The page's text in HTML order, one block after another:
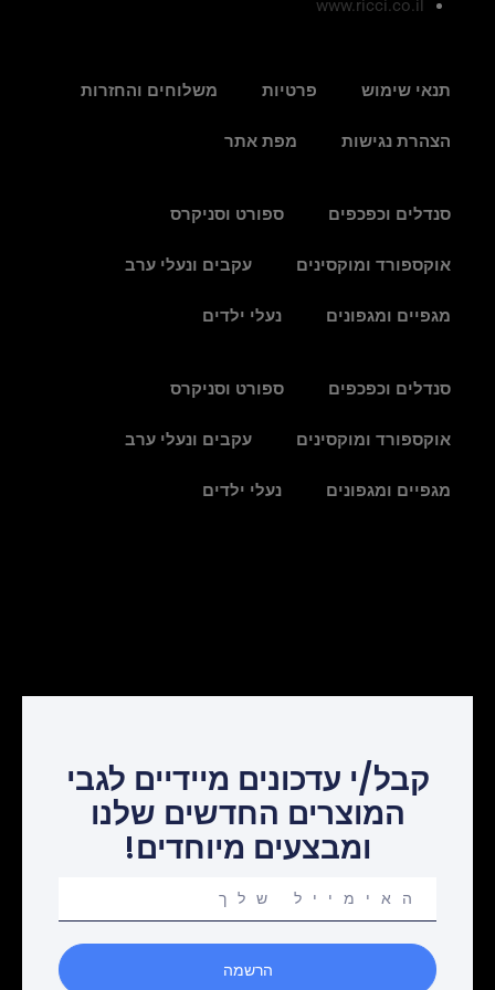
www.ricci.co.il
תנאי שימוש פרטיות משלוחים והחזרות
הצהרת נגישות מפת אתר
סנדלים וכפכפים ספורט וסניקרס
אוקספורד ומוקסינים עקבים ונעלי ערב
מגפיים ומגפונים נעלי ילדים
סנדלים וכפכפים ספורט וסניקרס
אוקספורד ומוקסינים עקבים ונעלי ערב
מגפיים ומגפונים נעלי ילדים
קבל/י עדכונים מיידיים לגבי
המוצרים החדשים שלנו
ומבצעים מיוחדים!
email
הרשמה